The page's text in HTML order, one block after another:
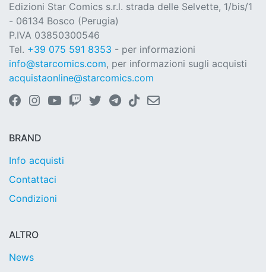
Edizioni Star Comics s.r.l. strada delle Selvette, 1/bis/1
- 06134 Bosco (Perugia)
P.IVA 03850300546
Tel. +39 075 591 8353 - per informazioni
info@starcomics.com, per informazioni sugli acquisti
acquistaonline@starcomics.com
BRAND
Info acquisti
Contattaci
Condizioni
ALTRO
News